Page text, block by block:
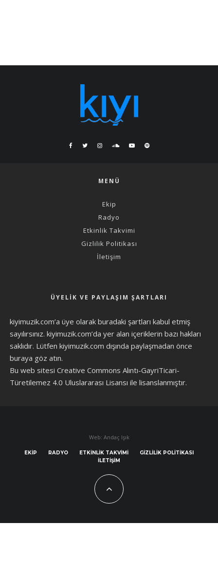
MENÜ
Ekip
Radyo
Etkinlik Takvimi
Gizlilik Politikası
İletişim
ÜYELIK VE PAYLAŞIM ŞARTLARI
kiyimuzik.com’a üye olarak buradaki şartları kabul etmiş
sayılırsınız. kiyimuzik.com’da yer alan içeriklerin bazı hakları
saklıdır. Lütfen kiyimuzik.com dışında paylaşmadan önce
buraya göz atın.
Bu web sitesi Creative Commons Alıntı-GayriTicari-
Türetilemez 4.0 Uluslararası Lisansı ile lisanslanmıştır.
Web: Andaç Işık
EKIP RADYO ETKINLIK TAKVIMI
GIZLILIK POLITIKASI
İLETIŞIM